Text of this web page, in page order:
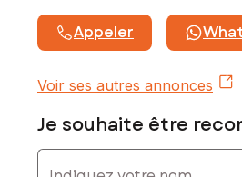
Appeler
Voir ses autres annonces
Je souhaite être
Indiquez votre nom